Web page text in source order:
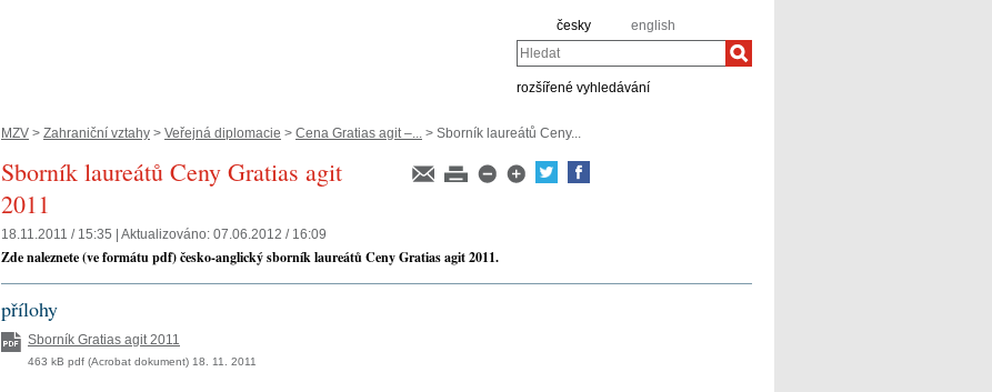
česky english
Hledat
rozšířené vyhledávání
MZV > Zahraniční vztahy > Veřejná diplomacie > Cena Gratias agit –... > Sborník laureátů Ceny...
Sborník laureátů Ceny Gratias agit
2011
18.11.2011 / 15:35 | Aktualizováno: 07.06.2012 / 16:09
Zde naleznete (ve formátu pdf) česko-anglický sborník laureátů Ceny Gratias agit 2011.
přílohy
Sborník Gratias agit 2011
463 kB pdf (Acrobat dokument) 18. 11. 2011